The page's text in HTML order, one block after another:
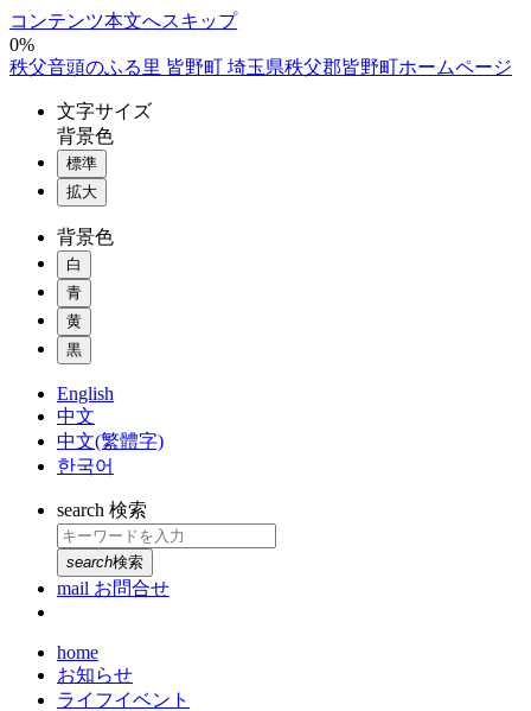
コンテンツ本文へスキップ
0%
秩父音頭のふる里 皆野町 埼玉県秩父郡皆野町ホームページ
文字サイズ
背景色
標準
拡大
背景色
白
青
黄
黒
English
中文
中文(繁體字)
한국어
search 検索
search検索
mail お問合せ
home
お知らせ
ライフイベント